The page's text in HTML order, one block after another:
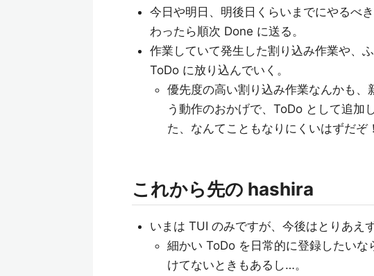
今日や明日、明後日くらいまでにやるべ
わったら順次 Done に送る。
作業していて発生した割り込み作業や、
ToDo に放り込んでいく。
優先度の高い割り込み作業なんかも
う動作のおかげで、ToDo として追加
た、なんてこともなりにくいはずだぞ！
これから先の hashira
いまは TUI のみですが、今後はとりあえ
細かい ToDo を日常的に登録したい
けてないときもあるし…。